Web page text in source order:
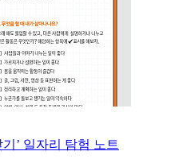
’ 일자리 탐험 노트